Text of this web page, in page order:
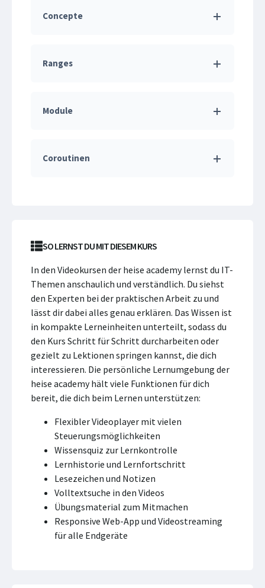
Concepte
Ranges
Module
Coroutinen
SO LERNST DU MIT DIESEM KURS
In den Videokursen der heise academy lernst du IT-
Themen anschaulich und verständlich. Du siehst
den Experten bei der praktischen Arbeit zu und
lässt dir dabei alles genau erklären. Das Wissen ist
in kompakte Lerneinheiten unterteilt, sodass du
den Kurs Schritt für Schritt durcharbeiten oder
gezielt zu Lektionen springen kannst, die dich
interessieren. Die persönliche Lernumgebung der
heise academy hält viele Funktionen für dich
bereit, die dich beim Lernen unterstützen:
Flexibler Videoplayer mit vielen
Steuerungsmöglichkeiten
Wissensquiz zur Lernkontrolle
Lernhistorie und Lernfortschritt
Lesezeichen und Notizen
Volltextsuche in den Videos
Übungsmaterial zum Mitmachen
Responsive Web-App und Videostreaming
für alle Endgeräte